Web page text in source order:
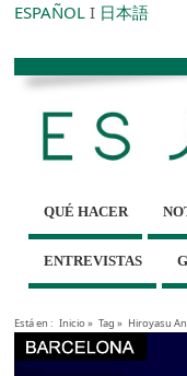
ESPAÑOL I 日本語
QUÉ HACER
ENTREVISTAS
Está en : Inicio» Tag » Hiroyasu